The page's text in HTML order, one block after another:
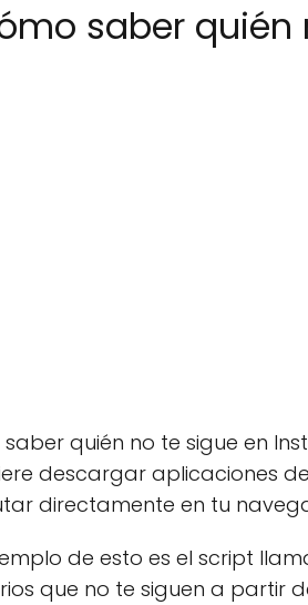
saber quién
quién no te sigue en
descargar aplicaciones
directamente en tu
de esto es el script
que no te siguen a partir